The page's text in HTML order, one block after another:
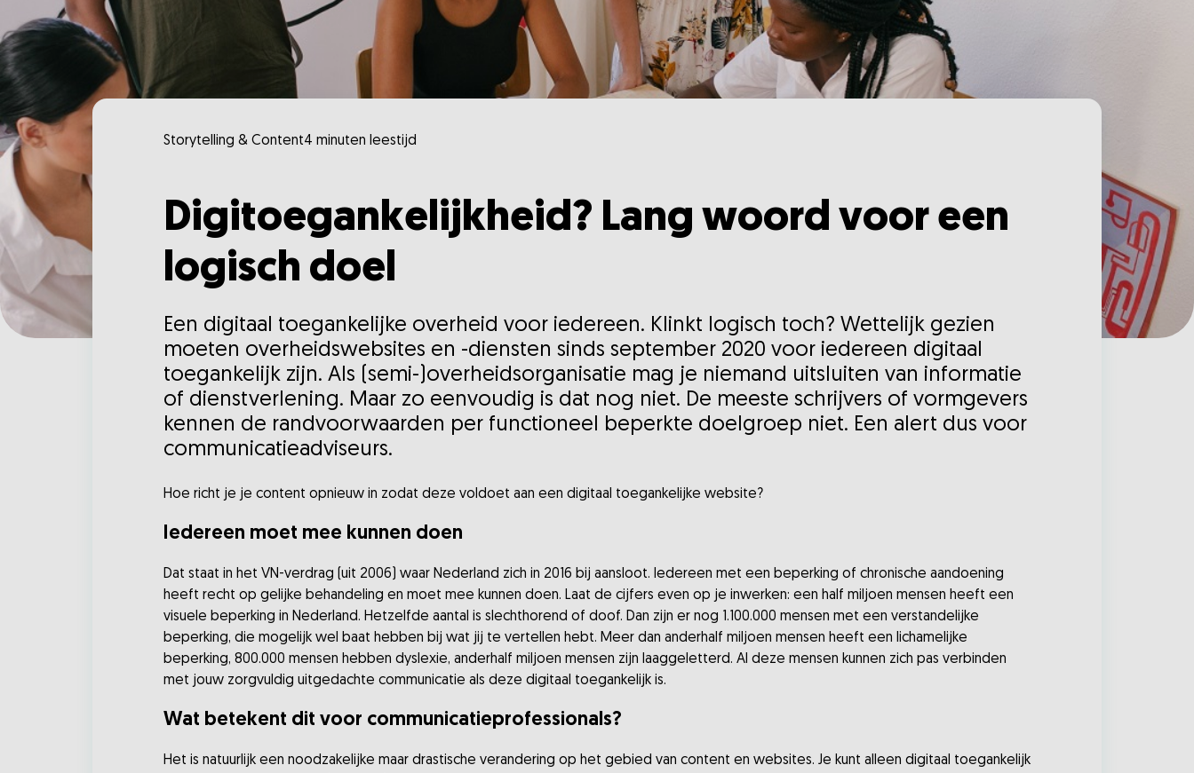
Storytelling & Content4 minuten leestijd
Digitoegankelijkheid? Lang woord voor een
logisch doel
Een digitaal toegankelijke overheid voor iedereen. Klinkt logisch toch? Wettelijk gezien
moeten overheidswebsites en -diensten sinds september 2020 voor iedereen digitaal
toegankelijk zijn. Als (semi-)overheidsorganisatie mag je niemand uitsluiten van informatie
of dienstverlening. Maar zo eenvoudig is dat nog niet. De meeste schrijvers of vormgevers
kennen de randvoorwaarden per functioneel beperkte doelgroep niet. Een alert dus voor
communicatieadviseurs.
Hoe richt je je content opnieuw in zodat deze voldoet aan een digitaal toegankelijke website?
Iedereen moet mee kunnen doen
Dat staat in het VN-verdrag (uit 2006) waar Nederland zich in 2016 bij aansloot. Iedereen met een beperking of chronische aandoening
heeft recht op gelijke behandeling en moet mee kunnen doen. Laat de cijfers even op je inwerken: een half miljoen mensen heeft een
visuele beperking in Nederland. Hetzelfde aantal is slechthorend of doof. Dan zijn er nog 1.100.000 mensen met een verstandelijke
beperking, die mogelijk wel baat hebben bij wat jij te vertellen hebt. Meer dan anderhalf miljoen mensen heeft een lichamelijke
beperking, 800.000 mensen hebben dyslexie, anderhalf miljoen mensen zijn laaggeletterd. Al deze mensen kunnen zich pas verbinden
met jouw zorgvuldig uitgedachte communicatie als deze digitaal toegankelijk is.
Wat betekent dit voor communicatieprofessionals?
Het is natuurlijk een noodzakelijke maar drastische verandering op het gebied van content en websites. Je kunt alleen digitaal toegankelijk